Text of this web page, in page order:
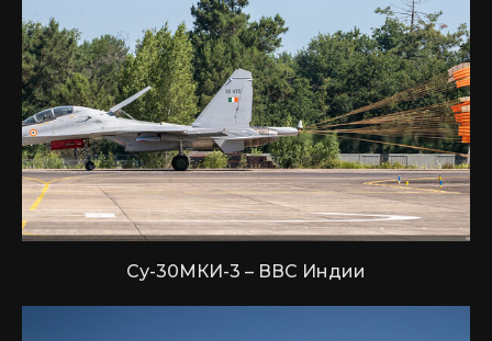
Су-30МКИ-3 – ВВС Индии